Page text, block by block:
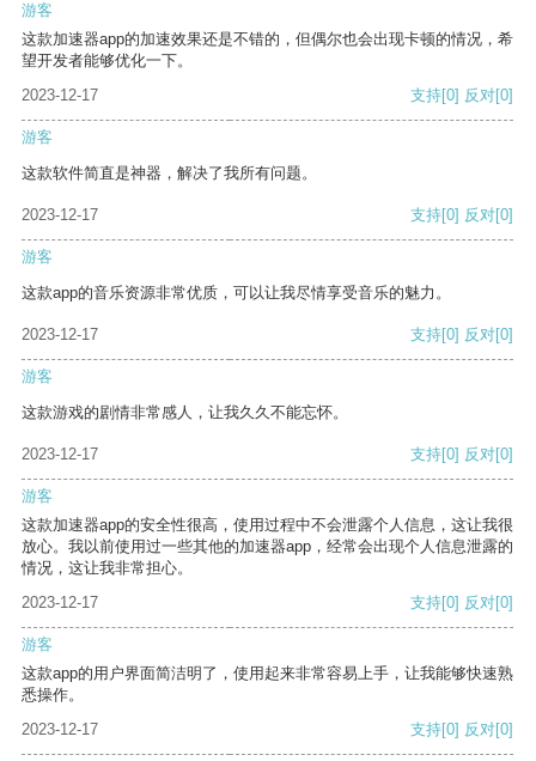
游客
这款加速器app的加速效果还是不错的，但偶尔也会出现卡顿的情况，希
望开发者能够优化一下。
2023-12-17
支持[0] 反对[0]
游客
这款软件简直是神器，解决了我所有问题。
2023-12-17 支持[0] 反对[0]
游客
这款app的音乐资源非常优质，可以让我尽情享受音乐的魅力。
2023-12-17 支持[0] 反对[0]
游客
这款游戏的剧情非常感人，让我久久不能忘怀。
2023-12-17 支持[0] 反对[0]
游客
这款加速器app的安全性很高，使用过程中不会泄露个人信息，这让我很
放心。我以前使用过一些其他的加速器app，经常会出现个人信息泄露的
情况，这让我非常担心。
2023-12-17
支持[0] 反对[0]
游客
这款app的用户界面简洁明了，使用起来非常容易上手，让我能够快速熟
悉操作。
2023-12-17
支持[0] 反对[0]